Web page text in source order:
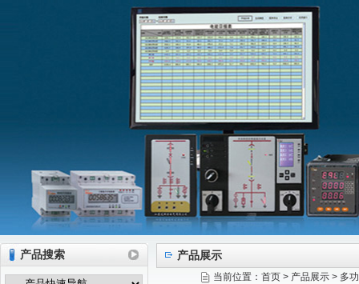
产品搜索 产品展示
当前位置： 首页 > 产品展示 > 多